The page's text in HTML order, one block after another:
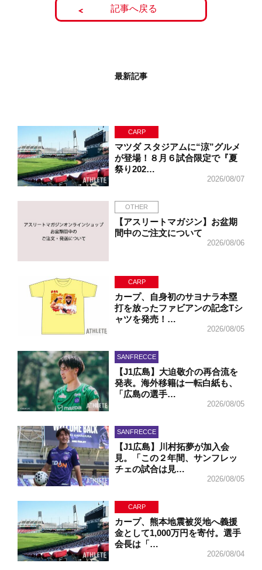
記事へ戻る
最新記事
CARP
マツダ スタジアムに“涼”グルメ
が登場！８月６試合限定で『夏
祭り202…
2026/08/07
OTHER
【アスリートマガジン】お盆期
間中のご注文について
2026/08/06
CARP
カープ、自身初のサヨナラ本塁
打を放ったファビアンの記念Tシ
ャツを発売！…
2026/08/05
SANFRECCE
【J1広島】大迫敬介の再合流を
発表。海外移籍は一転白紙も、
「広島の選手…
2026/08/05
SANFRECCE
【J1広島】川村拓夢が加入会
見。「この２年間、サンフレッ
チェの試合は見…
2026/08/05
CARP
カープ、熊本地震被災地へ義援
金として1,000万円を寄付。選手
会長は「…
2026/08/04